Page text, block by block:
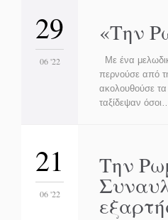
29
06 '22
«Την
Με ένα
περνούσε από
ακολουθούσε τα
ταξίδεψαν όσοι…
21
06 '22
Την